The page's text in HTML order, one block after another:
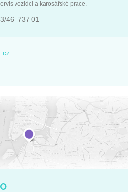
vozidel a karosářské práce.
46, 737 01